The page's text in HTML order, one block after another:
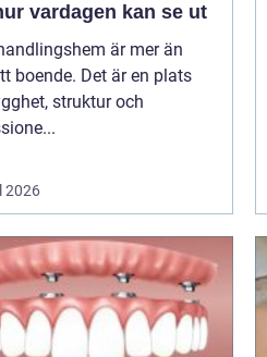
vardagen kan se ut
är mer än
boende. Det är en plats
struktur och
2026